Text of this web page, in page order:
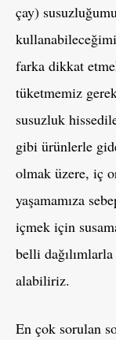
çay)
farka dikkat
tüketmemiz
susuzluk
gibi ürünlerle
olmak üzere, iç
yaşamamıza
içmek için
belli
alabiliriz.
En çok sorulan